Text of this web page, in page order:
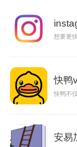
想要更
快鸭
快鸭不
安易